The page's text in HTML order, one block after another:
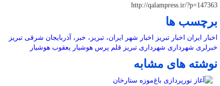
http://qalampress.ir/?p=147363
برچسب ها
اخبار ایران اخبار تبریز اخبار شهر ایران، تبریز، خبر، آذربایجان شرقی تبریز
خبرلری شهرداری شهرداری تبریز قلم پرس هوشیار یعقوب هوشیار
نوشته های مشابه